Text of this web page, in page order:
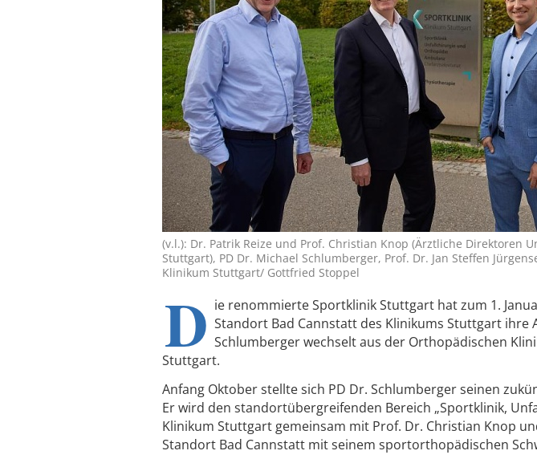
(v.l.): Dr. Patrik Reize und Prof. Christian Knop (Ärztliche Direktoren
Stuttgart), PD Dr. Michael Schlumberger, Prof. Dr. Jan Steffen
Klinikum Stuttgart/ Gottfried Stoppel
D ie renommierte Sportklinik Stuttgart hat zum 1.
Standort Bad Cannstatt des Klinikums Stuttgart ihre
Schlumberger wechselt aus der Orthopädischen
Stuttgart.
Anfang Oktober stellte sich PD Dr. Schlumberger seinen
Er wird den standortübergreifenden Bereich „Sportklinik,
Klinikum Stuttgart gemeinsam mit Prof. Dr. Christian Knop
Standort Bad Cannstatt mit seinem sportorthopädischen